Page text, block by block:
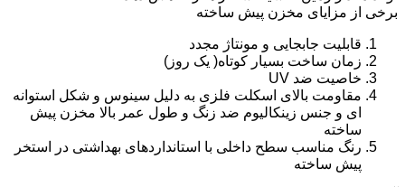
برخی از مزایای مخزن پیش ساخته
قابلیت جابجایی و مونتاژ مجدد
زمان ساخت بسیار کوتاه( یک روز)
خاصیت ضد UV
مقاومت بالای اسکلت فلزی به دلیل سینوس و شکل استوانه
ای و جنس زینکالیوم ضد زنگ و طول عمر بالا مخزن پیش
ساخته
رنگ مناسب سطح داخلی با استانداردهای بهداشتی در استخر
پیش ساخته